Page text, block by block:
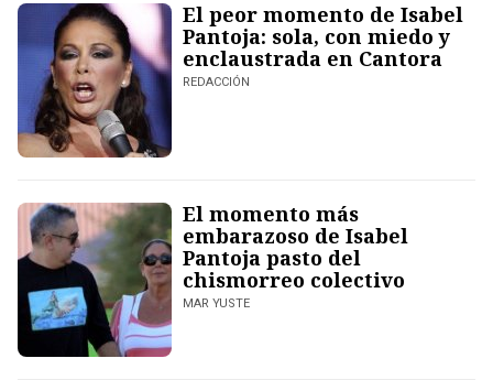
El peor momento de Isabel
Pantoja: sola, con miedo y
enclaustrada en Cantora
REDACCIÓN
El momento más
embarazoso de Isabel
Pantoja pasto del
chismorreo colectivo
MAR YUSTE